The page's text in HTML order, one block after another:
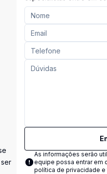
As informações serão
equipe possa entrar em
política de privacidade